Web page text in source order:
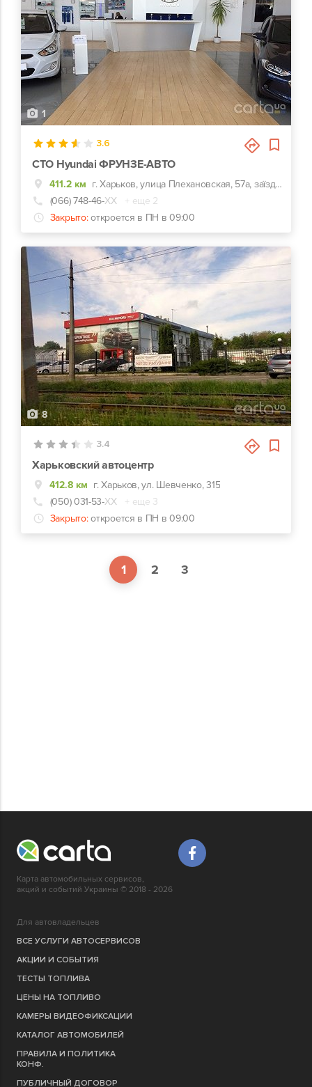
1
3.6
СТО Hyundai ФРУНЗЕ-АВТО
411.2 км
г. Харьков, улица Плехановская, 57а, заїзд навпроти центрального входу Металіст
(066) 748-46-ХХ
+ еще 2
Закрыто: откроется в ПН в 09:00
8
3.4
Харьковский автоцентр
412.8 км г. Харьков, ул. Шевченко, 315
(050) 031-53-ХХ
+ еще 3
Закрыто: откроется в ПН в 09:00
1 2 3
Карта автомобильных сервисов,
акций и событий Украины © 2018 - 2026
Для автовладельцев
ВСЕ УСЛУГИ АВТОСЕРВИСОВ
АКЦИИ И СОБЫТИЯ
ТЕСТЫ ТОПЛИВА
ЦЕНЫ НА ТОПЛИВО
КАМЕРЫ ВИДЕОФИКСАЦИИ
КАТАЛОГ АВТОМОБИЛЕЙ
ПРАВИЛА И ПОЛИТИКА
КОНФ.
ПУБЛИЧНЫЙ ДОГОВОР